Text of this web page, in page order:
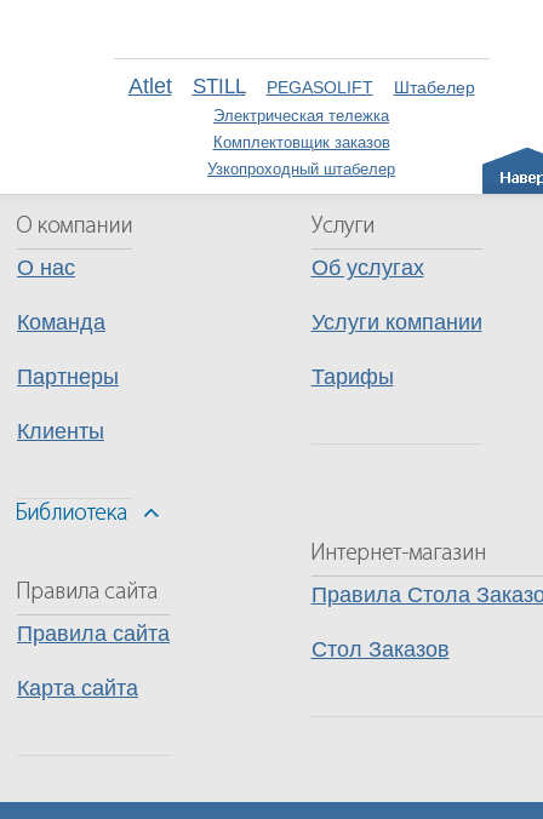
Atlet STILL PEGASOLIFT Штабелер
Электрическая тележка
Комплектовщик заказов
Узкопроходный штабелер
О нас
Команда
Партнеры
Клиенты
Об услугах
Услуги компании
Тарифы
Правила Стола
Стол Заказов
Правила сайта
Карта сайта